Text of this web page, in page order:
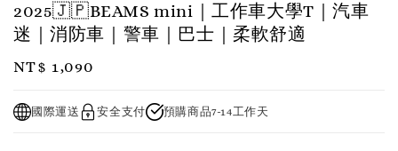
2025🇯🇵BEAMS mini｜工作車大學T｜汽車
迷｜消防車｜警車｜巴士｜柔軟舒適
Regular
NT$ 1,090
國際運送 安全支付 預購商品7-14工作天